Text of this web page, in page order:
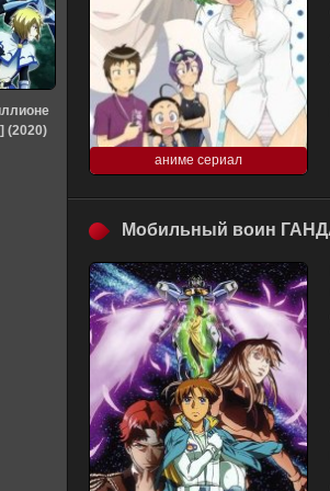
аниме сериал
Мобильный воин
(2020)